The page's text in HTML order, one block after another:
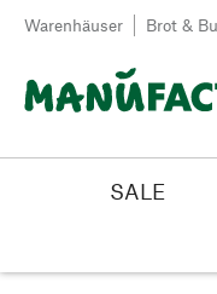
Zum Inhalt springen
Warenhäuser Brot &
SALE